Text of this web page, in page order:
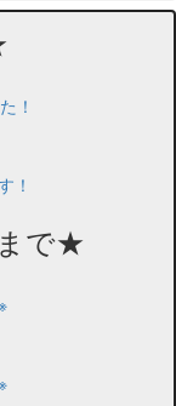
！
！
で★